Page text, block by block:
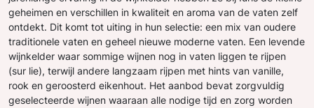
geheimen en verschillen in kwaliteit en aroma van de vaten zelf
ontdekt. Dit komt tot uiting in hun selectie: een mix van oudere
traditionele vaten en geheel nieuwe moderne vaten. Een levende
wijnkelder waar sommige wijnen nog in vaten liggen te rijpen
(sur lie), terwijl andere langzaam rijpen met hints van vanille,
rook en geroosterd eikenhout. Het aanbod bevat zorgvuldig
geselecteerde wijnen waaraan alle nodige tijd en zorg worden